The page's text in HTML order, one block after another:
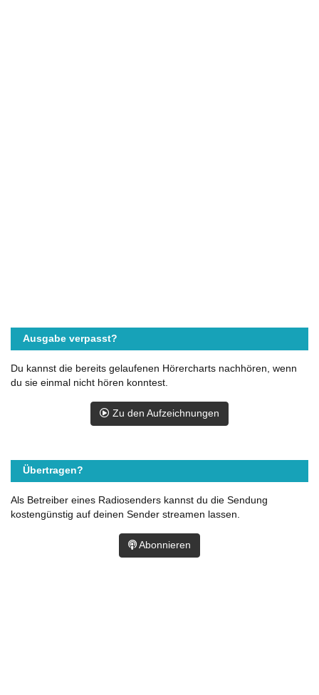
Ausgabe verpasst?
Du kannst die bereits gelaufenen Hörercharts nachhören, wenn
du sie einmal nicht hören konntest.
Zu den Aufzeichnungen
Übertragen?
Als Betreiber eines Radiosenders kannst du die Sendung
kostengünstig auf deinen Sender streamen lassen.
Abonnieren